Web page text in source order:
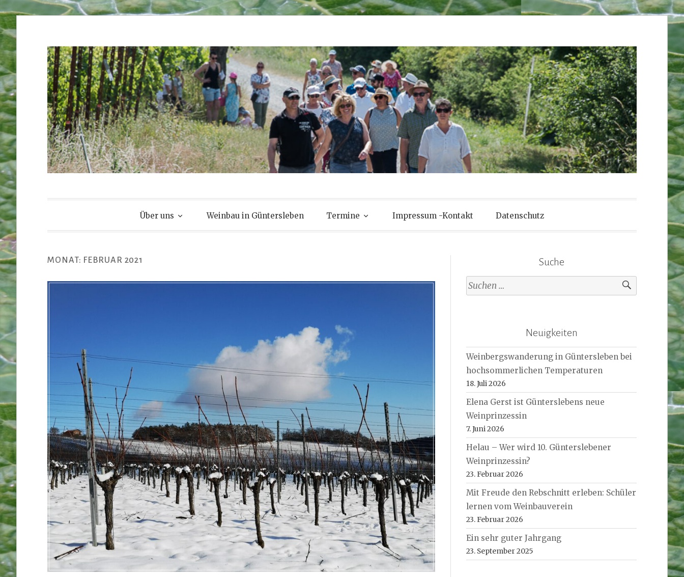
springen
Über uns Weinbau in Güntersleben Termine Impressum -Kontakt Datenschutz
MONAT: FEBRUAR 2021 Suche
Suche
nach:
Neuigkeiten
Weinbergswanderung in Güntersleben bei
hochsommerlichen Temperaturen
18. Juli 2026
Elena Gerst ist Günterslebens neue
Weinprinzessin
7. Juni 2026
Helau – Wer wird 10. Günterslebener
Weinprinzessin?
23. Februar 2026
Mit Freude den Rebschnitt erleben: Schüler
lernen vom Weinbauverein
23. Februar 2026
Ein sehr guter Jahrgang
23. September 2025